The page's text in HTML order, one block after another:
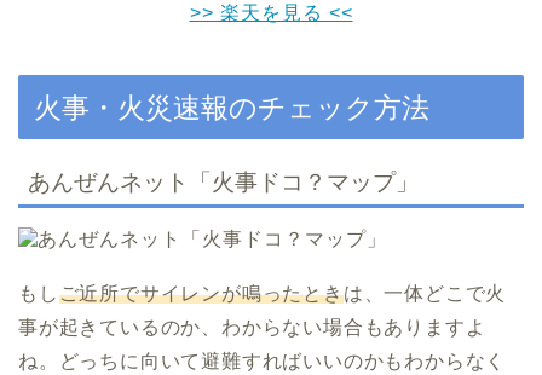
>> 楽天を見る <<
火事・火災速報のチェック方法
あんぜんネット「火事ドコ？マップ」
もしご近所でサイレンが鳴ったときは、一体どこで火
事が起きているのか、わからない場合もありますよ
ね。どっちに向いて避難すればいいのかもわからなく